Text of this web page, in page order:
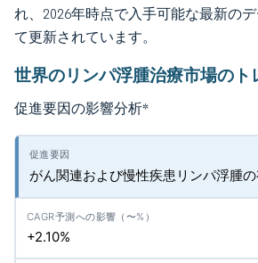
れ、2026年時点で入手可能な最新の
て更新されています。
世界のリンパ浮腫治療市場のト
促進要因の影響分析*
がん関連および慢性疾患リンパ浮腫
+2.10%